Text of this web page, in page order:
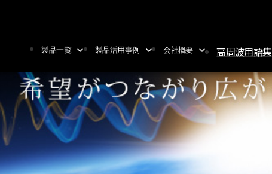
製品一覧
製品一覧
同軸コネクタ
同軸ケーブルアッセンブリ
計測器アクセサリ
製品活用事例
製品活用事例
放送中継システム
エリア放送システム
列車無線システム
会社概要
会社概要/関連機関
環境・品質・情報セキュリティ
の統合方針
採用情報
個人情報保護指針
高周波用語集